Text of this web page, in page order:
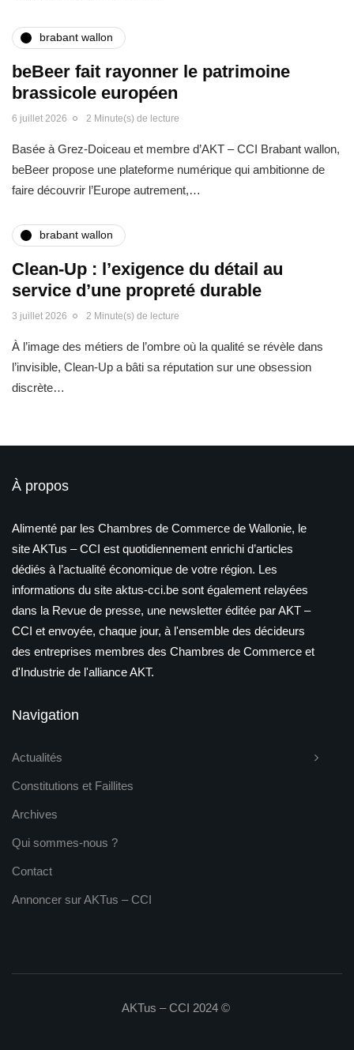
brabant wallon
beBeer fait rayonner le patrimoine
brassicole européen
6 juillet 2026 2 Minute(s) de lecture
Basée à Grez-Doiceau et membre d’AKT – CCI Brabant wallon,
beBeer propose une plateforme numérique qui ambitionne de
faire découvrir l’Europe autrement,…
brabant wallon
Clean-Up : l’exigence du détail au
service d’une propreté durable
3 juillet 2026 2 Minute(s) de lecture
À l’image des métiers de l’ombre où la qualité se révèle dans
l’invisible, Clean-Up a bâti sa réputation sur une obsession
discrète…
À propos
Alimenté par les Chambres de Commerce de Wallonie, le
site AKTus – CCI est quotidiennement enrichi d’articles
dédiés à l’actualité économique de votre région. Les
informations du site aktus-cci.be sont également relayées
dans la Revue de presse, une newsletter éditée par AKT –
CCI et envoyée, chaque jour, à l'ensemble des décideurs
des entreprises membres des Chambres de Commerce et
d'Industrie de l'alliance AKT.
Navigation
Actualités
Constitutions et Faillites
Archives
Qui sommes-nous ?
Contact
Annoncer sur AKTus – CCI
AKTus – CCI 2024 ©